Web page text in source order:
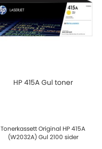
HP 415A Gul toner
Tonerkassett Original HP 415A
(W2032A) Gul 2100 sider